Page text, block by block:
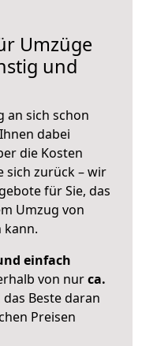
Umzüge
und
an sich schon
dabei
die Kosten
sich zurück – wir
für Sie, das
Umzug von
kann.
einfach
von nurca.
Beste daran
Preisen